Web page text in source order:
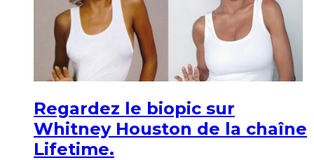
Regardez le biopic sur
Whitney Houston de la chaîne
Lifetime.